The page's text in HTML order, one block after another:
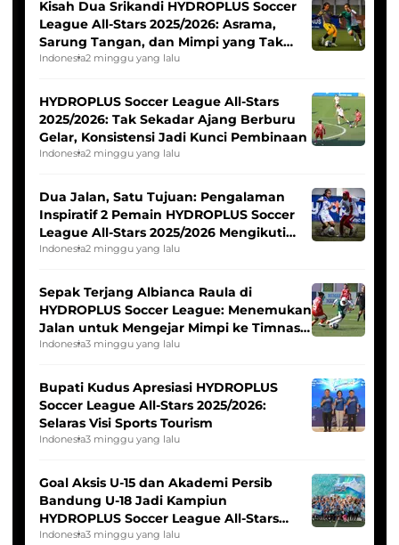
Kisah Dua Srikandi HYDROPLUS Soccer
League All-Stars 2025/2026: Asrama,
Sarung Tangan, dan Mimpi yang Tak
Pernah Padam
Indonesia2 minggu yang lalu
HYDROPLUS Soccer League All-Stars
2025/2026: Tak Sekadar Ajang Berburu
Gelar, Konsistensi Jadi Kunci Pembinaan
Indonesia2 minggu yang lalu
Dua Jalan, Satu Tujuan: Pengalaman
Inspiratif 2 Pemain HYDROPLUS Soccer
League All-Stars 2025/2026 Mengikuti
Seleksi Timnas Indonesia Putri
Indonesia2 minggu yang lalu
Sepak Terjang Albianca Raula di
HYDROPLUS Soccer League: Menemukan
Jalan untuk Mengejar Mimpi ke Timnas
Indonesia Putri
Indonesia3 minggu yang lalu
Bupati Kudus Apresiasi HYDROPLUS
Soccer League All-Stars 2025/2026:
Selaras Visi Sports Tourism
Indonesia3 minggu yang lalu
Goal Aksis U-15 dan Akademi Persib
Bandung U-18 Jadi Kampiun
HYDROPLUS Soccer League All-Stars
2025/2026
Indonesia3 minggu yang lalu